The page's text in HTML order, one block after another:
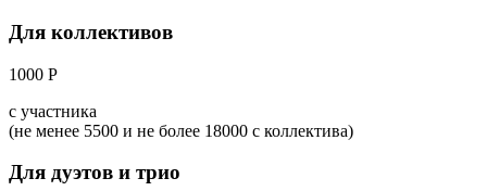
Для коллективов
1000 Р
с участника
(не менее 5500 и не более 18000 с коллектива)
Для дуэтов и трио